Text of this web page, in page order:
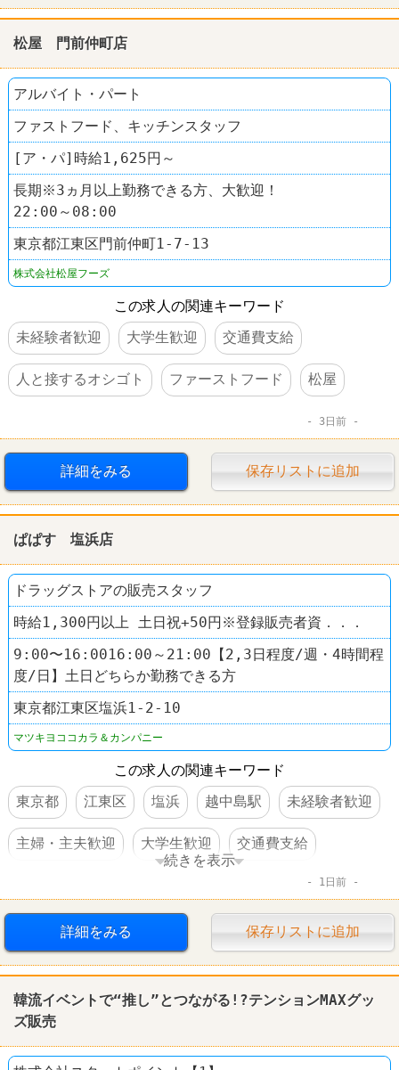
松屋 門前仲町店
アルバイト・パート
ファストフード、キッチンスタッフ
[ア・パ]時給1,625円～
長期※3ヵ月以上勤務できる方、大歓迎！
22:00～08:00
東京都江東区門前仲町1-7-13
株式会社松屋フーズ
この求人の関連キーワード
未経験者歓迎
大学生歓迎 交通費支給
人と接するオシゴト ファーストフード 松屋
3日前
詳細をみる 保存リストに追加
ぱぱす 塩浜店
ドラッグストアの販売スタッフ
時給1,300円以上 土日祝+50円※登録販売者資．．．
9:00〜16:0016:00～21:00【2,3日程度/週・4時間程
度/日】土日どちらか勤務できる方
東京都江東区塩浜1-2-10
マツキヨココカラ＆カンパニー
この求人の関連キーワード
東京都
江東区 塩浜 越中島駅 未経験者歓迎
主婦・主夫歓迎 大学生歓迎 交通費支給
ドラッグストア
続きを表示
1日前
詳細をみる 保存リストに追加
韓流イベントで“推し”とつながる!?テンションMAXグッ
ズ販売